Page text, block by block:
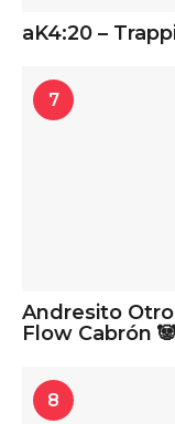
aK4:20 –
7
Andresito Otro
Flow Cabrón
8